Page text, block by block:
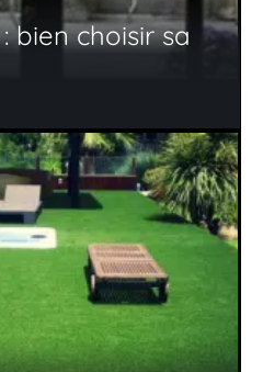
bien choisir sa